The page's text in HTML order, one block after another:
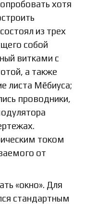
хотя
из трех
собой
витками с
а также
листа Мёбиуса;
проводники,
током
от
«окно». Для
стандартным